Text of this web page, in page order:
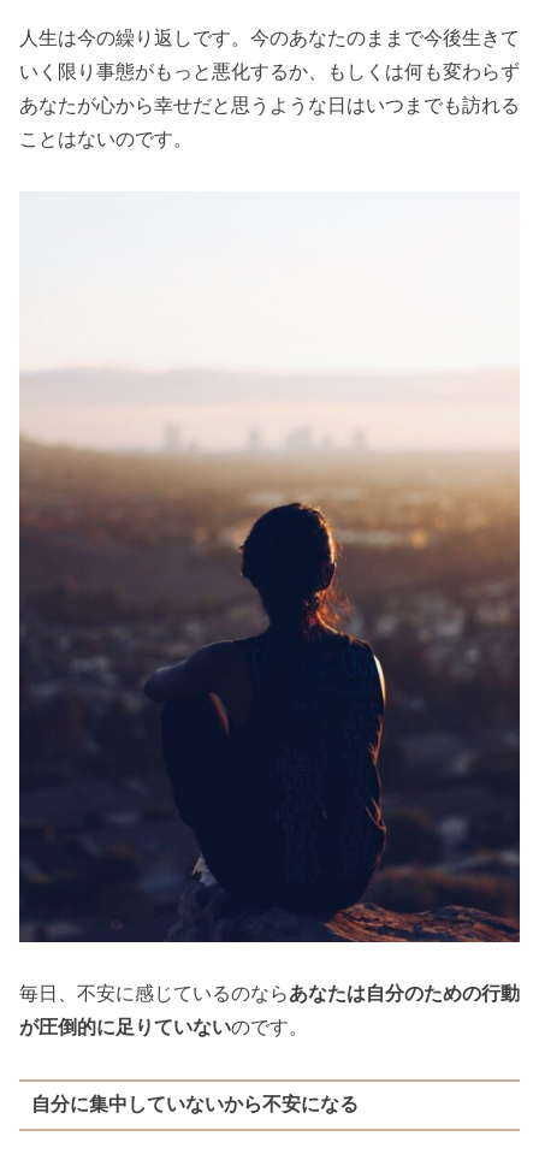
人生は今の繰り返しです。今のあなたのままで今後生きて
いく限り事態がもっと悪化するか、もしくは何も変わらず
あなたが心から幸せだと思うような日はいつまでも訪れる
ことはないのです。
毎日、不安に感じているのならあなたは自分のための行動
が圧倒的に足りていないのです。
自分に集中していないから不安になる